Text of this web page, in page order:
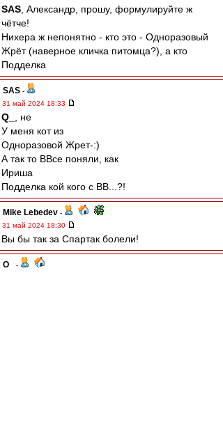
SAS , Александр, прошу, формулируйте ж
чётче!
Нихера ж непонятно - кто это - Одноразовый
Жрёт (наверное кличка питомца?), а кто
Подделка
SAS -
31 май 2024 18:33
Q_
, не
У меня кот из
Одноразовой Жрет-:)
А так то ВВсе поняли, как
Ириша
Подделка кой кого с ВВ...?!
Mike Lebedev -
31 май 2024 18:30
Вы бы так за Спартак болели!
Q_
-